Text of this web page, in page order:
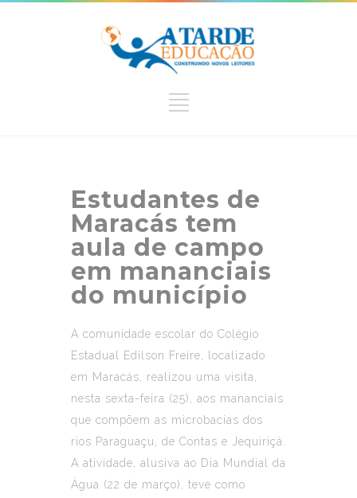
Estudantes de
Maracás tem
aula de campo
em mananciais
do município
A comunidade escolar do Colégio
Estadual Edilson Freire, localizado
em Maracás, realizou uma visita,
nesta sexta-feira (25), aos mananciais
que compõem as microbacias dos
rios Paraguaçu, de Contas e Jequiriçá.
A atividade, alusiva ao Dia Mundial da
Água (22 de março), teve como